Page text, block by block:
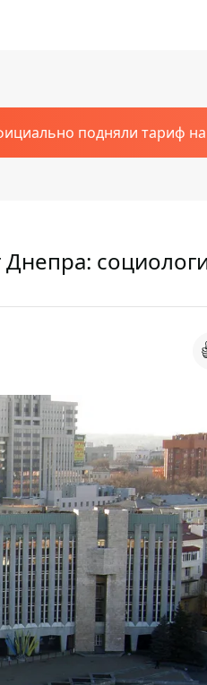
подняли тариф на
Днепра: